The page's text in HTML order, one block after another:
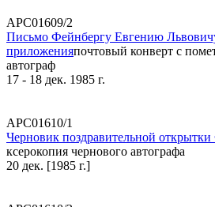
АРС01609/2
Письмо Фейнбергу Евгению Львовичу
приложенияпочтовый конверт с
автограф
17 - 18 дек. 1985 г.
АРС01610/1
Черновик поздравительной
ксерокопия чернового автографа
20 дек. [1985 г.]